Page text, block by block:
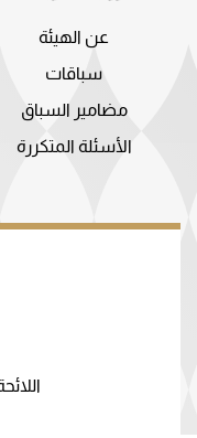
عن الهيئة
سباقات
مضامير السباق
الأسئلة المتكررة